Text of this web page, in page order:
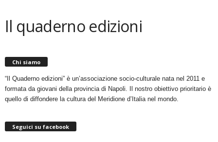
Il quaderno edizioni
Chi siamo
“Il Quaderno edizioni” è un’associazione socio-culturale nata nel 2011 e
formata da giovani della provincia di Napoli. Il nostro obiettivo prioritario è
quello di diffondere la cultura del Meridione d’Italia nel mondo.
Seguici su facebook